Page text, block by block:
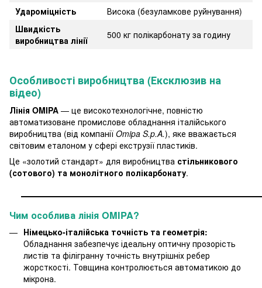
Удароміцність
Висока (безуламкове руйнування)
Швидкість
виробництва лінії
500 кг полікарбонату за годину
Особливості виробництва (Ексклюзив на
відео)
Лінія OMIPA — це високотехнологічне, повністю
автоматизоване промислове обладнання італійського
виробництва (від компанії Omipa S.p.A.), яке вважається
світовим еталоном у сфері екструзії пластиків.
Це «золотий стандарт» для виробництва стільникового
(сотового) та монолітного полікарбонату.
Чим особлива лінія OMIPA?
Німецько-італійська точність та геометрія:
Обладнання забезпечує ідеальну оптичну прозорість
листів та філігранну точність внутрішніх ребер
жорсткості. Товщина контролюється автоматикою до
мікрона.